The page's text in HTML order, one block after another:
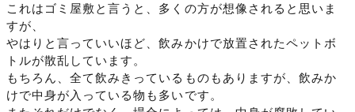
これはゴミ屋敷と言うと、多くの方が想像されると思いま
すが、
やはりと言っていいほど、飲みかけで放置されたペットボ
トルが散乱しています。
もちろん、全て飲みきっているものもありますが、飲みか
けで中身が入っている物も多いです。